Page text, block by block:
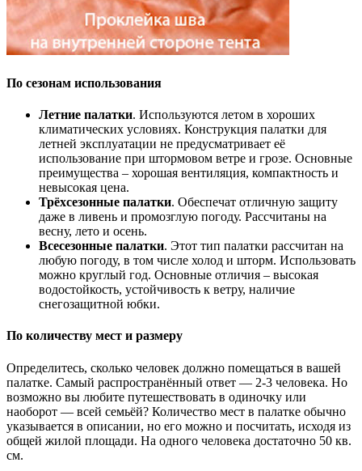
По сезонам использования
Летние палатки. Используются летом в хороших
климатических условиях. Конструкция палатки для
летней эксплуатации не предусматривает её
использование при штормовом ветре и грозе. Основные
преимущества – хорошая вентиляция, компактность и
невысокая цена.
Трёхсезонные палатки. Обеспечат отличную защиту
даже в ливень и промозглую погоду. Рассчитаны на
весну, лето и осень.
Всесезонные палатки. Этот тип палатки рассчитан на
любую погоду, в том числе холод и шторм. Использовать
можно круглый год. Основные отличия – высокая
водостойкость, устойчивость к ветру, наличие
снегозащитной юбки.
По количеству мест и размеру
Определитесь, сколько человек должно помещаться в вашей
палатке. Самый распространённый ответ — 2-3 человека. Но
возможно вы любите путешествовать в одиночку или
наоборот — всей семьёй? Количество мест в палатке обычно
указывается в описании, но его можно и посчитать, исходя из
общей жилой площади. На одного человека достаточно 50 кв.
см.